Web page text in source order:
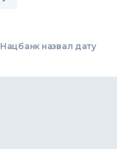
Нацбанк назвал дату